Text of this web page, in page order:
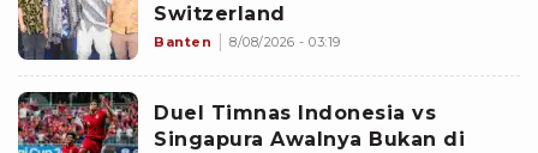
Switzerland
Banten 8/08/2026 - 03:19
Duel Timnas Indonesia vs
Singapura Awalnya Bukan di